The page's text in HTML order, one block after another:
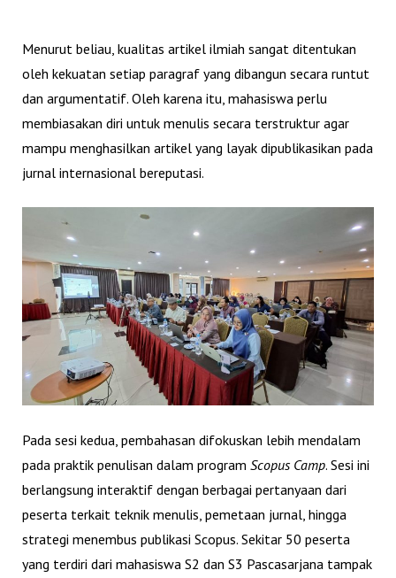
Menurut beliau, kualitas artikel ilmiah sangat ditentukan
oleh kekuatan setiap paragraf yang dibangun secara runtut
dan argumentatif. Oleh karena itu, mahasiswa perlu
membiasakan diri untuk menulis secara terstruktur agar
mampu menghasilkan artikel yang layak dipublikasikan pada
jurnal internasional bereputasi.
Pada sesi kedua, pembahasan difokuskan lebih mendalam
pada praktik penulisan dalam program Scopus Camp. Sesi ini
berlangsung interaktif dengan berbagai pertanyaan dari
peserta terkait teknik menulis, pemetaan jurnal, hingga
strategi menembus publikasi Scopus. Sekitar 50 peserta
yang terdiri dari mahasiswa S2 dan S3 Pascasarjana tampak